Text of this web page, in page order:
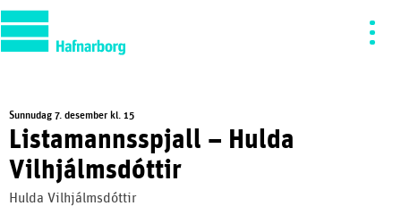
Sunnudag 7. desember kl. 15
Listamannsspjall – Hulda
Vilhjálmsdóttir
Hulda Vilhjálmsdóttir